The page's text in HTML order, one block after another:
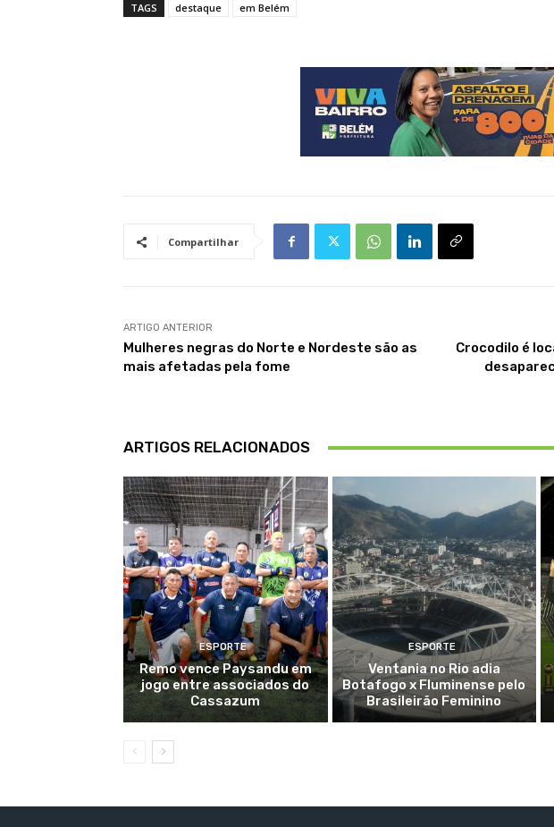
TAGS destaque em Belém
Compartilhar
ARTIGO ANTERIOR
Mulheres negras do Norte e Nordeste são as
mais afetadas pela fome
Crocodilo é
ARTIGOS RELACIONADOS
ESPORTE
Remo vence Paysandu em
jogo entre associados do
Cassazum
ESPORTE
Ventania no Rio adia
Botafogo x Fluminense pelo
Brasileirão Feminino